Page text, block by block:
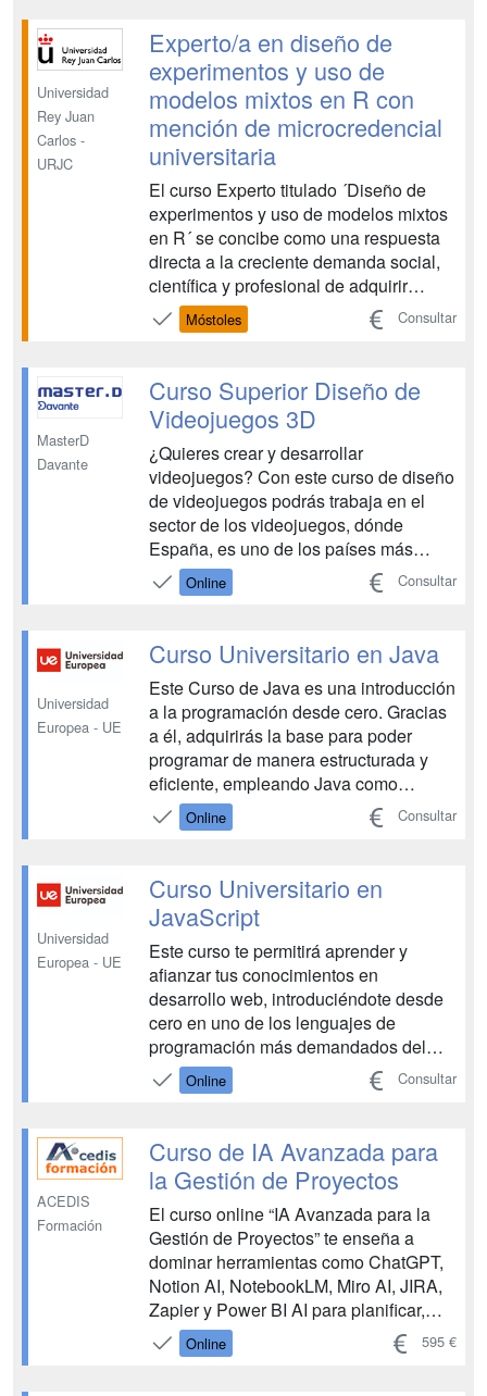
los últimos años, todavía es un reto
para los desarro...
Universidad
Rey Juan
Carlos -
URJC
Experto/a en diseño de
experimentos y uso de
modelos mixtos en R con
mención de microcredencial
universitaria
El curso Experto titulado ´Diseño de
experimentos y uso de modelos mixtos
en R´ se concibe como una respuesta
directa a la creciente demanda social,
científica y profesional de adquirir
habilidades avanzadas en la
planificación y análisis de experimentos
la actualidad, el diseño experimental y
el manejo de model...
Móstoles Consultar
MasterD
Davante
Curso Superior Diseño de
Videojuegos 3D
¿Quieres crear y desarrollar
videojuegos? Con este curso de diseño
de videojuegos podrás trabaja en el
sector de los videojuegos, dónde
España, es uno de los países más
consumidores entretenimiento digital a
nivel mundial; y la industria cada vez
especializados en el diseño de
videojuegos. Diseño de Videojuegos:
En el bl...
Online Consultar
Universidad
Europea - UE
Curso Universitario en Java
Este Curso de Java es una introducción
a la programación desde cero. Gracias
a él, adquirirás la base para poder
programar de manera estructurada y
eficiente, empleando Java como
lenguaje de cabecera, uno de los
lenguajes de programación más
demanda a nivel profesional. Qué es un
algoritmo, cómo represe...
Online Consultar
Universidad
Europea - UE
Curso Universitario en
JavaScript
Este curso te permitirá aprender y
afianzar tus conocimientos en
desarrollo web, introduciéndote desde
cero en uno de los lenguajes de
programación más demandados del
sector tecnológico y empresarial;
Online Consultar
ACEDIS
Formación
Curso de IA Avanzada para
la Gestión de Proyectos
El curso online “IA Avanzada para la
Gestión de Proyectos” te enseña a
dominar herramientas como ChatGPT,
Notion AI, NotebookLM, Miro AI, JIRA,
Zapier y Power BI AI para planificar,
ejecutar y cerrar proyectos con
precisión. Aprenderás a crear
Online 595 €